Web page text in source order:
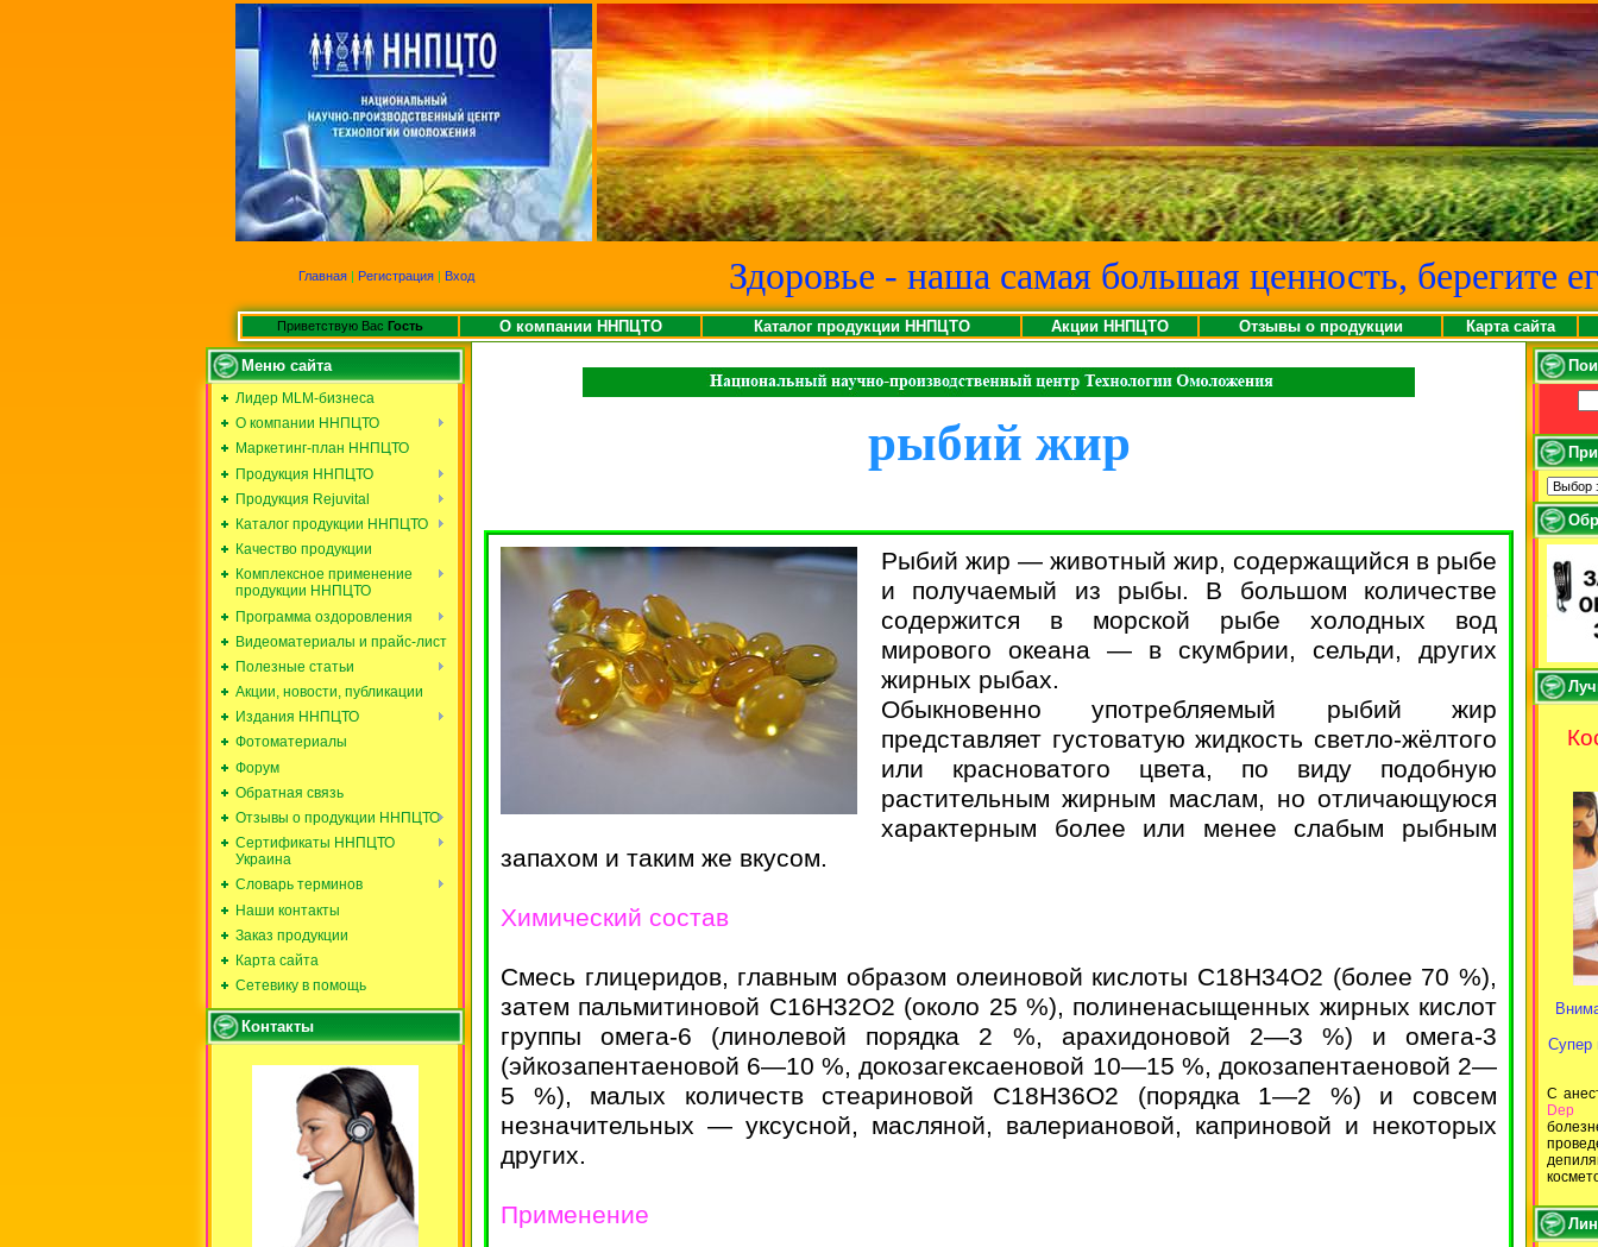
Главная | Регистрация | Вход Здоровье - наша самая большая ценность, берегите
Приветствую Вас Гость О компании ННПЦТО Каталог продукции ННПЦТО Акции ННПЦТО Отзывы о продукции Карта сайта
Меню сайта
Лидер MLM-бизнеса
О компании ННПЦТО
Маркетинг-план ННПЦТО
Продукция ННПЦТО
Продукция Rejuvital
Каталог продукции ННПЦТО
Качество продукции
Комплексное применение
продукции ННПЦТО
Программа оздоровления
Видеоматериалы и прайс-лист
Полезные статьи
Акции, новости, публикации
Издания ННПЦТО
Фотоматериалы
Форум
Обратная связь
Отзывы о продукции ННПЦТО
Сертификаты ННПЦТО
Украина
Словарь терминов
Наши контакты
Заказ продукции
Карта сайта
Сетевику в помощь
Контакты
рыбий жир
Рыбий жир — животный жир, содержащийся в рыбе
и получаемый из рыбы. В большом количестве
содержится в морской рыбе холодных вод
мирового океана — в скумбрии, сельди, других
жирных рыбах.
Обыкновенно употребляемый рыбий жир
представляет густоватую жидкость светло-жёлтого
или красноватого цвета, по виду подобную
растительным жирным маслам, но отличающуюся
характерным более или менее слабым рыбным
запахом и таким же вкусом.
Химический состав
Смесь глицеридов, главным образом олеиновой кислоты С18Н34О2 (более 70 %),
затем пальмитиновой С16Н32О2 (около 25 %), полиненасыщенных жирных кислот
группы омега-6 (линолевой порядка 2 %, арахидоновой 2—3 %) и омега-3
(эйкозапентаеновой 6—10 %, докозагексаеновой 10—15 %, докозапентаеновой 2—
5 %), малых количеств стеариновой C18H36O2 (порядка 1—2 %) и совсем
незначительных — уксусной, масляной, валериановой, каприновой и некоторых
других.
Применение
Супер
С
Dep